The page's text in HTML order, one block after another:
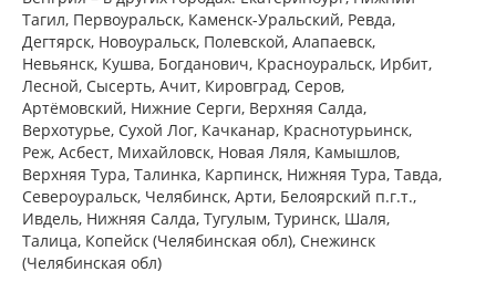
Ксизал (таблетки покрытые
пленочной оболочкой 5 мг N7) ЮСБ
Фаршим С.А. - Швейцария
есть в 147 аптеках
от 245,41 до 701,00
Ксизал (капли для приема внутрь 5
мг/мл 10 мл, флакон-капельница)
ЮСБ Фаршим С.А., Эйсика
Фармасьютикалз С.р.Л. - Италия
есть в 53 аптеках
Тагил, Первоуральск, Каменск-Уральский, Ревда,
Дегтярск, Новоуральск, Полевской, Алапаевск,
Невьянск, Кушва, Богданович, Красноуральск, Ирбит,
Лесной, Сысерть, Ачит, Кировград, Серов,
Артёмовский, Нижние Cерги, Верхняя Салда,
Верхотурье, Сухой Лог, Качканар, Краснотурьинск,
Реж, Асбест, Михайловск, Новая Ляля, Камышлов,
Верхняя Тура, Талинка, Карпинск, Нижняя Тура, Тавда,
Североуральск, Челябинск, Арти, Белоярский п.г.т.,
Ивдель, Нижняя Салда, Тугулым, Туринск, Шаля,
Талица, Копейск (Челябинская обл), Снежинск
(Челябинская обл)